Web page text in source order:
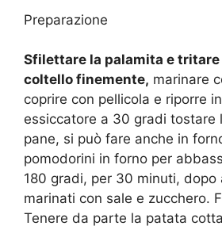
Preparazione
Sfilettare la palamita e tritare
coltello finemente, marinare
coprire con pellicola e riporre
essiccatore a 30 gradi tostare
pane, si può fare anche in
pomodorini in forno per
180 gradi, per 30 minuti, dopo
marinati con sale e zucchero.
Tenere da parte la patata